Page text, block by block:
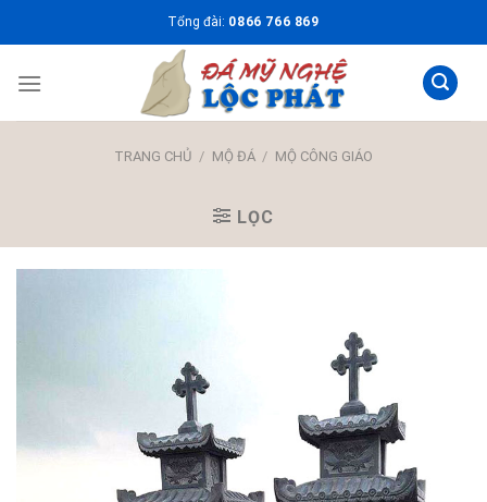
to
Tổng đài: 0866 766 869
TRANG CHỦ / MỘ ĐÁ / MỘ CÔNG GIÁO
LỌC